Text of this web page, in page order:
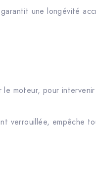
une longévité
le moteur, pour
verrouillée, empêche